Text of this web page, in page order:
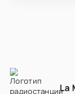
La